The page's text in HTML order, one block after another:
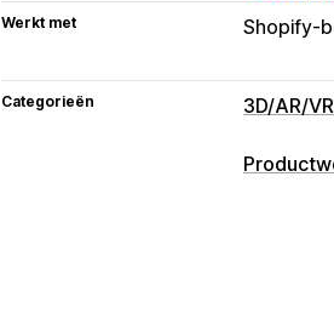
Werkt met Shopify-
Categorieën 3D/AR/VR